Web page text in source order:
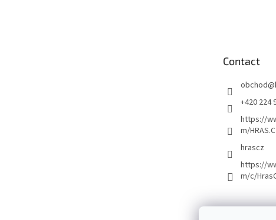
Contact
obchod@
+420 224
https://
m/
hrascz
https://
m/c/